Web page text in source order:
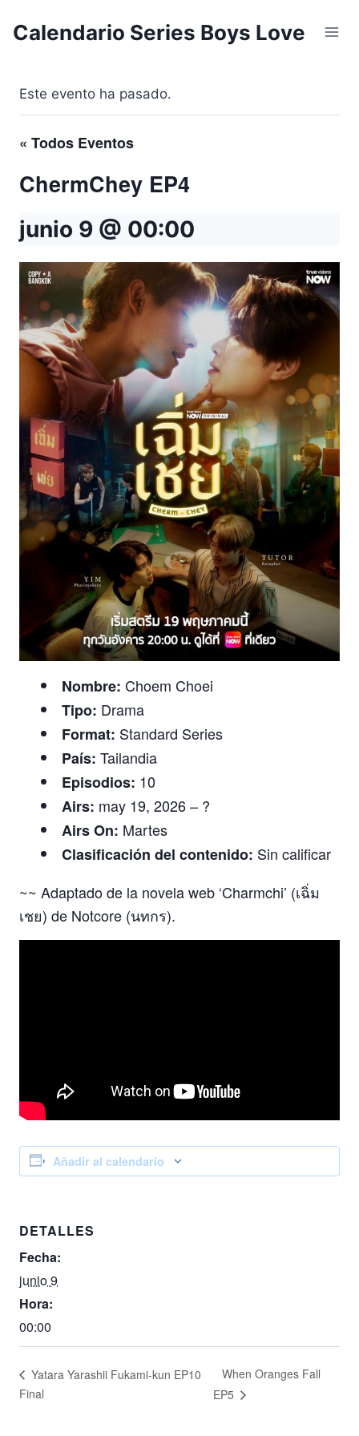
Calendario Series Boys Love
Este evento ha pasado.
« Todos Eventos
ChermChey EP4
junio 9 @ 00:00
Nombre: Choem Choei
Tipo: Drama
Format: Standard Series
País: Tailandia
Episodios: 10
Airs: may 19, 2026 – ?
Airs On: Martes
Clasificación del contenido: Sin calificar
~~ Adaptado de la novela web ‘Charmchi’ (เฉิ่ม
เชย) de Notcore (นทกร).
Añadir al calendario
DETALLES
Fecha:
junio 9
Hora:
00:00
Yatara Yarashii Fukami-kun EP10
Final
When Oranges Fall
EP5